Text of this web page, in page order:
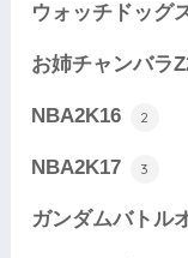
ウォッチドッグ
お姉チャンバラ
NBA2K16 2
NBA2K17 3
ガンダムバトル